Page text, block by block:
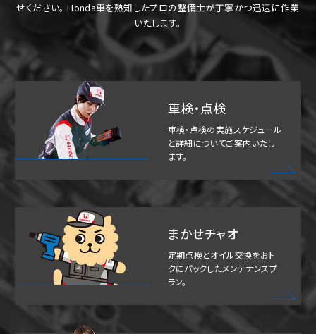
せください。 Honda車を熟知したプロの整備士が丁寧かつ迅速に作業
いたします。
車検・点検
車検・点検の実施スケジュール
と詳細についてご案内いたし
ます。
まかせチャオ
定期点検とオイル交換をおト
クにパックしたメンテナンスプ
ラン。